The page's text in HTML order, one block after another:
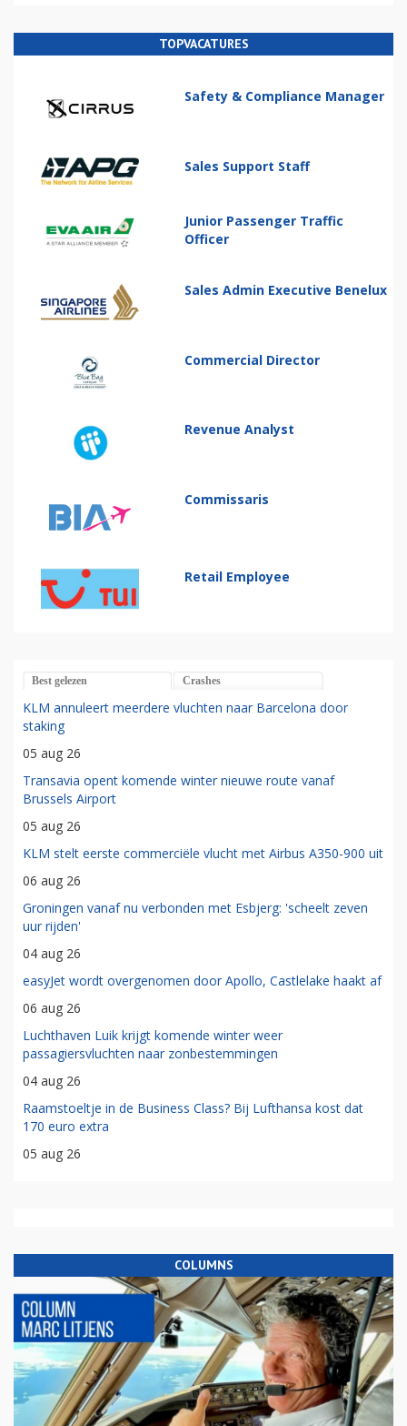
TOPVACATURES
Safety & Compliance Manager
Sales Support Staff
Junior Passenger Traffic
Officer
Sales Admin Executive Benelux
Commercial Director
Revenue Analyst
Commissaris
Retail Employee
Best gelezen Crashes
KLM annuleert meerdere vluchten naar Barcelona door
staking
05 aug 26
Transavia opent komende winter nieuwe route vanaf
Brussels Airport
05 aug 26
KLM stelt eerste commerciële vlucht met Airbus A350-900 uit
06 aug 26
Groningen vanaf nu verbonden met Esbjerg: 'scheelt zeven
uur rijden'
04 aug 26
easyJet wordt overgenomen door Apollo, Castlelake haakt af
06 aug 26
Luchthaven Luik krijgt komende winter weer
passagiersvluchten naar zonbestemmingen
04 aug 26
Raamstoeltje in de Business Class? Bij Lufthansa kost dat
170 euro extra
05 aug 26
COLUMNS